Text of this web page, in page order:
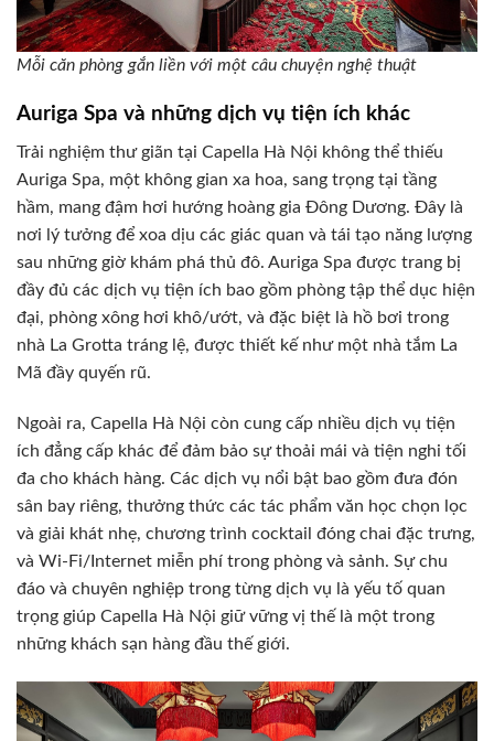
Mỗi căn phòng gắn liền với một câu chuyện nghệ thuật
Auriga Spa và những dịch vụ tiện ích khác
Trải nghiệm thư giãn tại Capella Hà Nội không thể thiếu
Auriga Spa, một không gian xa hoa, sang trọng tại tầng
hầm, mang đậm hơi hướng hoàng gia Đông Dương. Đây là
nơi lý tưởng để xoa dịu các giác quan và tái tạo năng lượng
sau những giờ khám phá thủ đô. Auriga Spa được trang bị
đầy đủ các dịch vụ tiện ích bao gồm phòng tập thể dục hiện
đại, phòng xông hơi khô/ướt, và đặc biệt là hồ bơi trong
nhà La Grotta tráng lệ, được thiết kế như một nhà tắm La
Mã đầy quyến rũ.
Ngoài ra, Capella Hà Nội còn cung cấp nhiều dịch vụ tiện
ích đẳng cấp khác để đảm bảo sự thoải mái và tiện nghi tối
đa cho khách hàng. Các dịch vụ nổi bật bao gồm đưa đón
sân bay riêng, thưởng thức các tác phẩm văn học chọn lọc
và giải khát nhẹ, chương trình cocktail đóng chai đặc trưng,
và Wi-Fi/Internet miễn phí trong phòng và sảnh. Sự chu
đáo và chuyên nghiệp trong từng dịch vụ là yếu tố quan
trọng giúp Capella Hà Nội giữ vững vị thế là một trong
những khách sạn hàng đầu thế giới.